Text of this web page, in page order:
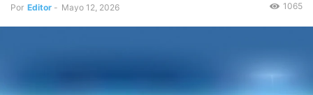
Por Editor - Mayo 12, 2026 1065